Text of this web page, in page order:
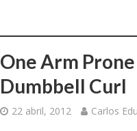
One Arm
Dumbbell Curl
22 abril, 2012 Carlos